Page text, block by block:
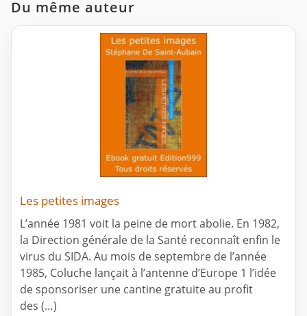
Du même auteur
Les petites images
L’année 1981 voit la peine de mort abolie. En 1982,
la Direction générale de la Santé reconnaît enfin le
virus du SIDA. Au mois de septembre de l’année
1985, Coluche lançait à l’antenne d’Europe 1 l’idée
de sponsoriser une cantine gratuite au profit
des (…)